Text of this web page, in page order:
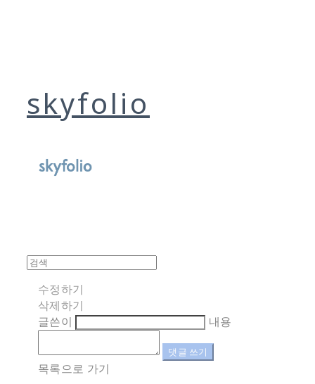
skyfolio
수정하기
삭제하기
글쓴이
내용
댓글 쓰기
목록으로 가기